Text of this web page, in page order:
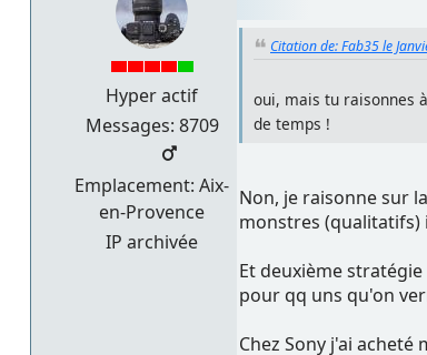
Hyper actif
Messages: 8709
Emplacement: Aix-
en-Provence
IP archivée
Citation de: Fab35 le
oui, mais tu raisonnes
de temps !
Non, je raisonne sur
monstres (qualitatifs)
Et deuxième
pour qq uns qu'on
Chez Sony j'ai acheté